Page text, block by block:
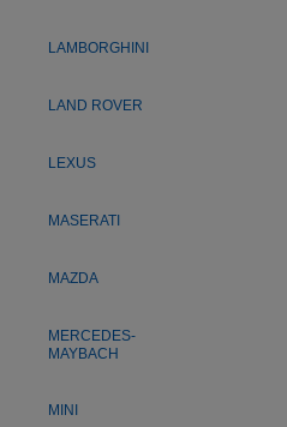
LAMBORGHINI
LAND ROVER
LEXUS
MASERATI
MAZDA
MERCEDES-
MAYBACH
MINI